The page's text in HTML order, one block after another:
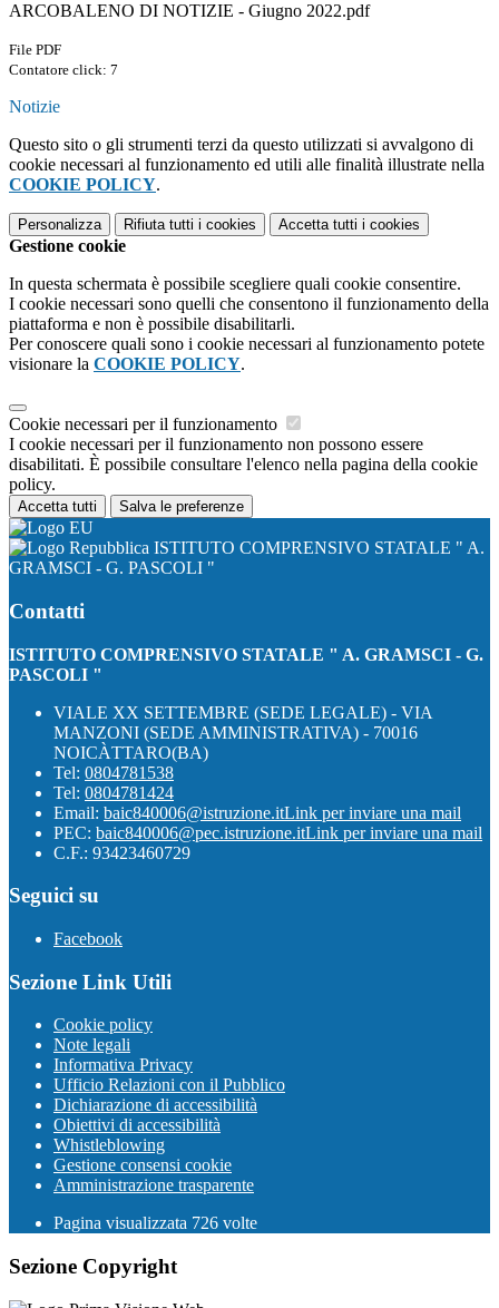
ARCOBALENO DI NOTIZIE - Giugno 2022.pdf
File PDF
Contatore click: 7
Notizie
Questo sito o gli strumenti terzi da questo utilizzati si avvalgono di
cookie necessari al funzionamento ed utili alle finalità illustrate nella
COOKIE POLICY.
Personalizza Rifiuta tutti i cookies Accetta tutti i cookies
Gestione cookie
In questa schermata è possibile scegliere quali cookie consentire.
I cookie necessari sono quelli che consentono il funzionamento della
piattaforma e non è possibile disabilitarli.
Per conoscere quali sono i cookie necessari al funzionamento potete
visionare la COOKIE POLICY.
Cookie necessari per il funzionamento
I cookie necessari per il funzionamento non possono essere
disabilitati. È possibile consultare l'elenco nella pagina della cookie
policy.
Accetta tutti Salva le preferenze
ISTITUTO COMPRENSIVO STATALE " A.
GRAMSCI - G. PASCOLI "
Contatti
ISTITUTO COMPRENSIVO STATALE " A. GRAMSCI - G.
PASCOLI "
VIALE XX SETTEMBRE (SEDE LEGALE) - VIA
MANZONI (SEDE AMMINISTRATIVA) - 70016
NOICÀTTARO(BA)
Tel: 0804781538
Tel: 0804781424
Email: baic840006@istruzione.itLink per inviare una mail
PEC: baic840006@pec.istruzione.itLink per inviare una mail
C.F.: 93423460729
Seguici su
Facebook
Sezione Link Utili
Cookie policy
Note legali
Informativa Privacy
Ufficio Relazioni con il Pubblico
Dichiarazione di accessibilità
Obiettivi di accessibilità
Whistleblowing
Gestione consensi cookie
Amministrazione trasparente
Pagina visualizzata 726 volte
Sezione Copyright